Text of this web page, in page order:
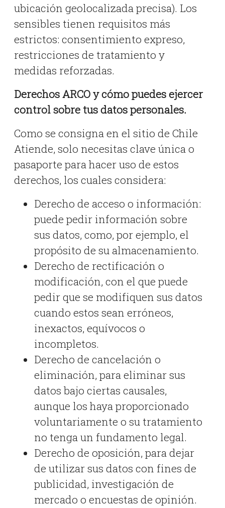
ubicación geolocalizada precisa). Los
sensibles tienen requisitos más
estrictos: consentimiento expreso,
restricciones de tratamiento y
medidas reforzadas.
Derechos ARCO y cómo puedes ejercer
control sobre tus datos personales.
Como se consigna en el sitio de Chile
Atiende, solo necesitas clave única o
pasaporte para hacer uso de estos
derechos, los cuales considera:
Derecho de acceso o información:
puede pedir información sobre
sus datos, como, por ejemplo, el
propósito de su almacenamiento.
Derecho de rectificación o
modificación, con el que puede
pedir que se modifiquen sus datos
cuando estos sean erróneos,
inexactos, equívocos o
incompletos.
Derecho de cancelación o
eliminación, para eliminar sus
datos bajo ciertas causales,
aunque los haya proporcionado
voluntariamente o su tratamiento
no tenga un fundamento legal.
Derecho de oposición, para dejar
de utilizar sus datos con fines de
publicidad, investigación de
mercado o encuestas de opinión.